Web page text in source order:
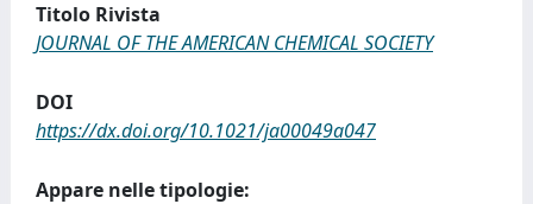
Titolo Rivista
JOURNAL OF THE AMERICAN CHEMICAL SOCIETY
DOI
https://dx.doi.org/10.1021/ja00049a047
Appare nelle tipologie: